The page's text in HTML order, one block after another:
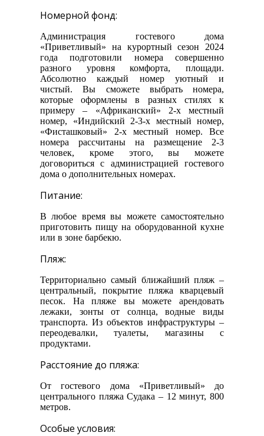
Номерной фонд:
Администрация гостевого дома
«Приветливый» на курортный сезон 2024
года подготовили номера совершенно
разного уровня комфорта, площади.
Абсолютно каждый номер уютный и
чистый. Вы сможете выбрать номера,
которые оформлены в разных стилях к
примеру – «Африканский» 2-х местный
номер, «Индийский 2-3-х местный номер,
«Фисташковый» 2-х местный номер. Все
номера рассчитаны на размещение 2-3
человек, кроме этого, вы можете
договориться с администрацией гостевого
дома о дополнительных номерах.
Питание:
В любое время вы можете самостоятельно
приготовить пищу на оборудованной кухне
или в зоне барбекю.
Пляж:
Территориально самый ближайший пляж –
центральный, покрытие пляжа кварцевый
песок. На пляже вы можете арендовать
лежаки, зонты от солнца, водные виды
транспорта. Из объектов инфраструктуры –
переодевалки, туалеты, магазины с
продуктами.
Расстояние до пляжа:
От гостевого дома «Приветливый» до
центрального пляжа Судака – 12 минут, 800
метров.
Особые условия: